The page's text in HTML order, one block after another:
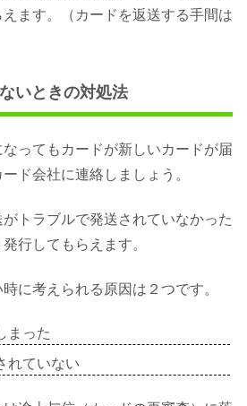
ます。（カードを返送する手間は
いときの対処法
ってもカードが新しいカードが届
ド会社に連絡しましょう。
トラブルで発送されていなかった
行してもらえます。
に考えられる原因は２つです。
まった
れていない